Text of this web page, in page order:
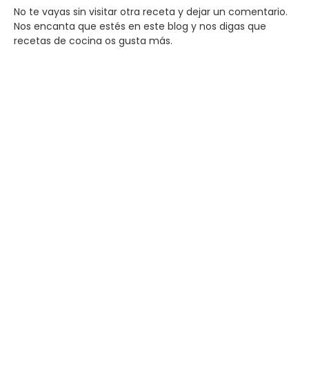
No te vayas sin visitar otra receta y dejar un comentario.
Nos encanta que estés en este blog y nos digas que
recetas de cocina os gusta más.